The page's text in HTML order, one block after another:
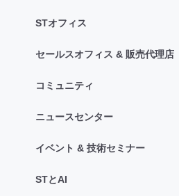
STオフィス
セールスオフィス & 販売代理店
コミュニティ
ニュースセンター
イベント & 技術セミナー
STとAI